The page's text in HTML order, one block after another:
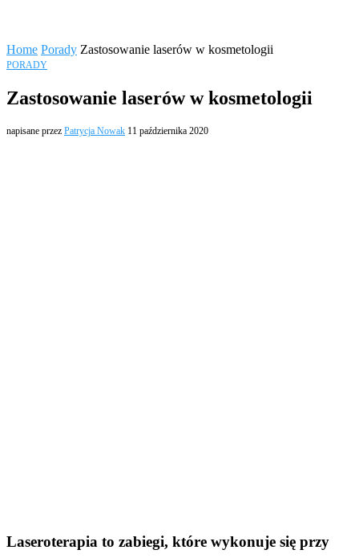
Home Porady Zastosowanie laserów w kosmetologii
PORADY
Zastosowanie laserów w kosmetologii
napisane przez Patrycja Nowak 11 października 2020
Laseroterapia to zabiegi, które wykonuje się przy